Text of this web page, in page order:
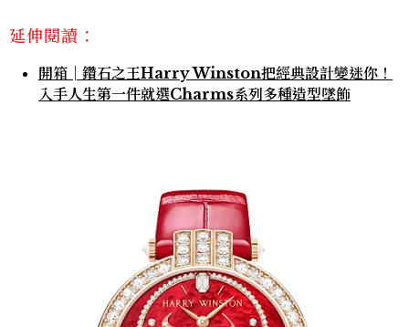
延伸閱讀：
開箱│鑽石之王Harry Winston把經典設計變迷你！
入手人生第一件就選Charms系列多種造型墜飾